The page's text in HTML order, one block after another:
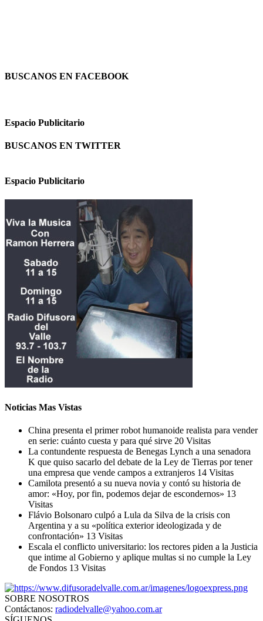
BUSCANOS EN FACEBOOK
Espacio Publicitario
BUSCANOS EN TWITTER
Espacio Publicitario
Noticias Mas Vistas
China presenta el primer robot humanoide realista para vender
en serie: cuánto cuesta y para qué sirve 20 Visitas
La contundente respuesta de Benegas Lynch a una senadora
K que quiso sacarlo del debate de la Ley de Tierras por tener
una empresa que vende campos a extranjeros 14 Visitas
Camilota presentó a su nueva novia y contó su historia de
amor: «Hoy, por fin, podemos dejar de escondernos» 13
Visitas
Flávio Bolsonaro culpó a Lula da Silva de la crisis con
Argentina y a su «política exterior ideologizada y de
confrontación» 13 Visitas
Escala el conflicto universitario: los rectores piden a la Justicia
que intime al Gobierno y aplique multas si no cumple la Ley
de Fondos 13 Visitas
SOBRE NOSOTROS
Contáctanos: radiodelvalle@yahoo.com.ar